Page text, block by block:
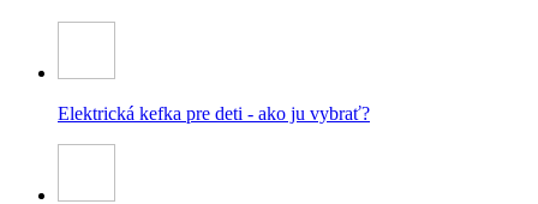
Elektrická kefka pre deti - ako ju vybrať?